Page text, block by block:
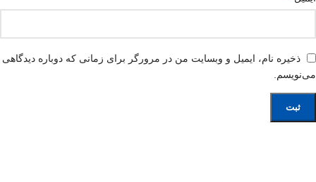
ذخیره نام، ایمیل و وبسایت من در مرورگر برای زمانی که دوباره دیدگاهی
می‌نویسم.